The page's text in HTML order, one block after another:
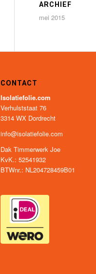
ARCHIEF
mei 2015
CONTACT
Isolatiefolie.com
Verhulststaat 76
3314 WX Dordrecht
info@isolatiefolie.com
Dak Timmerwerk Joe
KvK.: 52541932
BTWnr.: NL204728459B01